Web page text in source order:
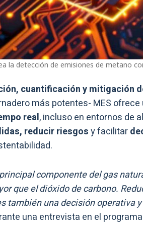
la detección de emisiones de metano
cuantificación y mitigación
más potentes- MES
real, incluso en entornos de
reducir riesgosy facilitar
componente del gas
que el dióxido de carbono.
también una decisión operativa
una entrevista en el programa